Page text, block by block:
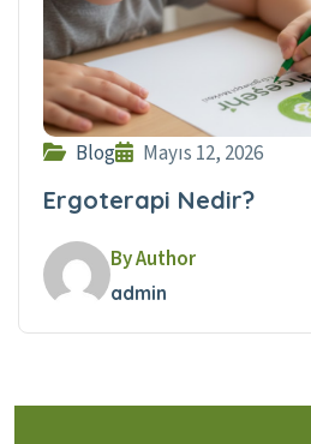
Blog Mayıs 12, 2026
Ergoterapi Nedir?
By Author
admin